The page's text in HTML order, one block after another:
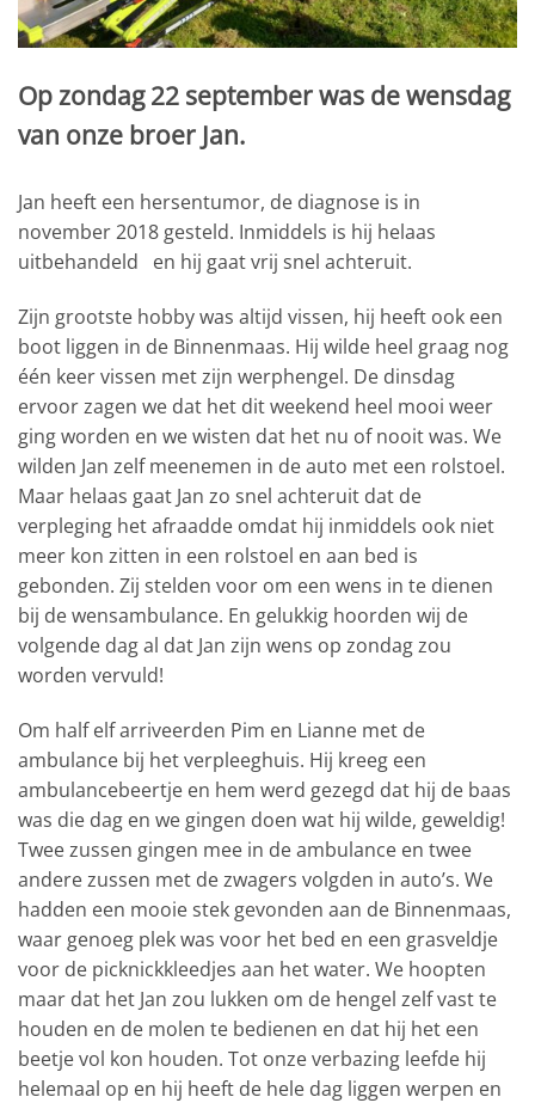
Op zondag 22 september was de wensdag
van onze broer Jan.
Jan heeft een hersentumor, de diagnose is in
november 2018 gesteld. Inmiddels is hij helaas
uitbehandeld en hij gaat vrij snel achteruit.
Zijn grootste hobby was altijd vissen, hij heeft ook een
boot liggen in de Binnenmaas. Hij wilde heel graag nog
één keer vissen met zijn werphengel. De dinsdag
ervoor zagen we dat het dit weekend heel mooi weer
ging worden en we wisten dat het nu of nooit was. We
wilden Jan zelf meenemen in de auto met een rolstoel.
Maar helaas gaat Jan zo snel achteruit dat de
verpleging het afraadde omdat hij inmiddels ook niet
meer kon zitten in een rolstoel en aan bed is
gebonden. Zij stelden voor om een wens in te dienen
bij de wensambulance. En gelukkig hoorden wij de
volgende dag al dat Jan zijn wens op zondag zou
worden vervuld!
Om half elf arriveerden Pim en Lianne met de
ambulance bij het verpleeghuis. Hij kreeg een
ambulancebeertje en hem werd gezegd dat hij de baas
was die dag en we gingen doen wat hij wilde, geweldig!
Twee zussen gingen mee in de ambulance en twee
andere zussen met de zwagers volgden in auto’s. We
hadden een mooie stek gevonden aan de Binnenmaas,
waar genoeg plek was voor het bed en een grasveldje
voor de picknickkleedjes aan het water. We hoopten
maar dat het Jan zou lukken om de hengel zelf vast te
houden en de molen te bedienen en dat hij het een
beetje vol kon houden. Tot onze verbazing leefde hij
helemaal op en hij heeft de hele dag liggen werpen en